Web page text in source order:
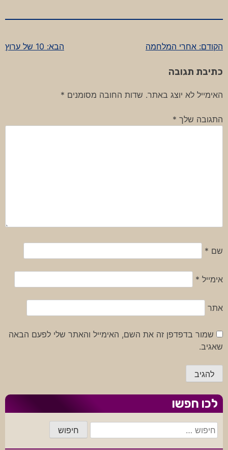
ניווט
הקודם: אחרי המלחמה הבא: 10 של ערוץ
כתיבת תגובה
האימייל לא יוצג באתר. שדות החובה מסומנים *
התגובה שלך *
שם *
אימייל *
אתר
שמור בדפדפן זה את השם, האימייל והאתר שלי לפעם הבאה
שאגיב.
לכו חפשו
חיפוש: